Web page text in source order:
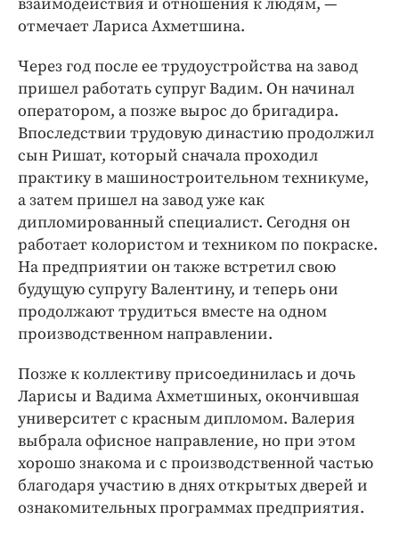
отмечает Лариса Ахметшина.
Через год после ее трудоустройства на завод
пришел работать супруг Вадим. Он начинал
оператором, а позже вырос до бригадира.
Впоследствии трудовую династию продолжил
сын Ришат, который сначала проходил
практику в машиностроительном техникуме,
а затем пришел на завод уже как
дипломированный специалист. Сегодня он
работает колористом и техником по покраске.
На предприятии он также встретил свою
будущую супругу Валентину, и теперь они
продолжают трудиться вместе на одном
производственном направлении.
Позже к коллективу присоединилась и дочь
Ларисы и Вадима Ахметшиных, окончившая
университет с красным дипломом. Валерия
выбрала офисное направление, но при этом
хорошо знакома и с производственной частью
благодаря участию в днях открытых дверей и
ознакомительных программах предприятия.